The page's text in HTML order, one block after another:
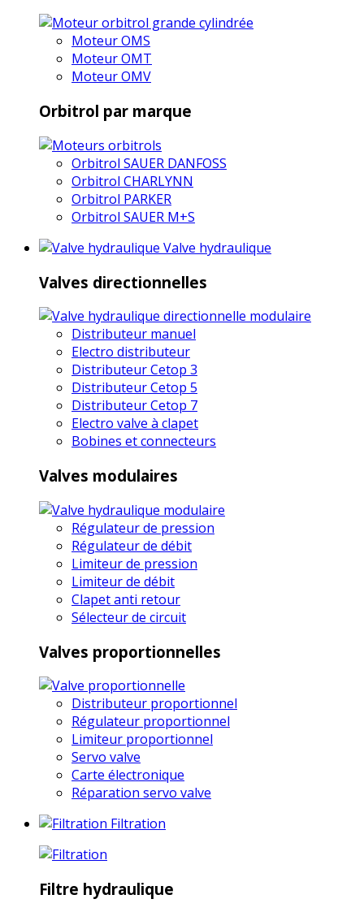
Moteur OMS
Moteur OMT
Moteur OMV
Orbitrol par marque
Orbitrol SAUER DANFOSS
Orbitrol CHARLYNN
Orbitrol PARKER
Orbitrol SAUER M+S
Valve hydraulique
Valves directionnelles
Distributeur manuel
Electro distributeur
Distributeur Cetop 3
Distributeur Cetop 5
Distributeur Cetop 7
Electro valve à clapet
Bobines et connecteurs
Valves modulaires
Régulateur de pression
Régulateur de débit
Limiteur de pression
Limiteur de débit
Clapet anti retour
Sélecteur de circuit
Valves proportionnelles
Distributeur proportionnel
Régulateur proportionnel
Limiteur proportionnel
Servo valve
Carte électronique
Réparation servo valve
Filtration
Filtre hydraulique